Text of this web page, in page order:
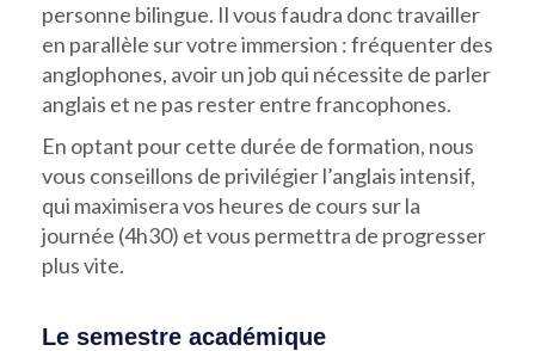
personne bilingue. Il vous faudra donc travailler
en parallèle sur votre immersion : fréquenter des
anglophones, avoir un job qui nécessite de parler
anglais et ne pas rester entre francophones.
En optant pour cette durée de formation, nous
vous conseillons de privilégier l’anglais intensif,
qui maximisera vos heures de cours sur la
journée (4h30) et vous permettra de progresser
plus vite.
Le semestre académique